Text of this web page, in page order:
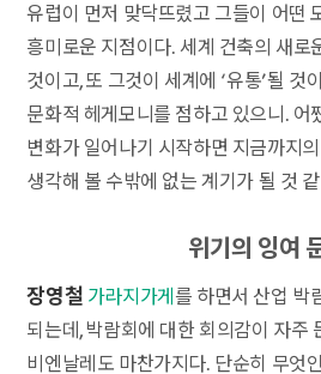
유럽이 먼저 맞닥뜨렸고 그들이 어떤
흥미로운 지점이다. 세계 건축의 새로
것이고, 또 그것이 세계에 ‘유통’될 것
문화적 헤게모니를 점하고 있으니. 어
변화가 일어나기 시작하면 지금까지
생각해 볼 수밖에 없는 계기가 될 것
위기의 잉여
장영철 가라지가게 를 하면서 산업 박
되는데, 박람회에 대한 회의감이 자주
비엔날레도 마찬가지다. 단순히 무엇